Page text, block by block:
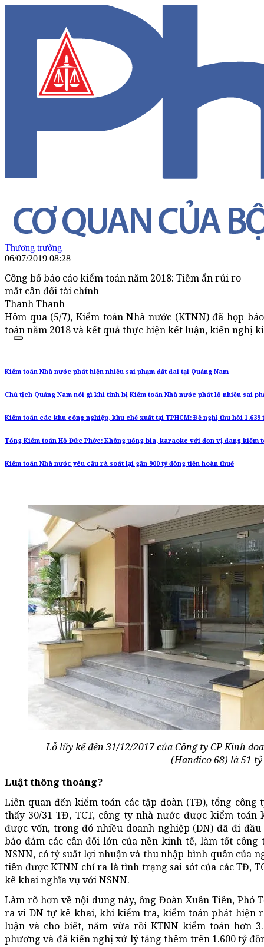
Thương trường
06/07/2019 08:28
Công bố báo cáo kiểm toán năm 2018: Tiềm ẩn rủi ro
mất cân đối tài chính
Thanh Thanh
Hôm qua (5/7), Kiểm toán Nhà nước (KTNN) đã họp
toán năm 2018 và kết quả thực hiện kết luận, kiến nghị
Kiểm toán Nhà nước phát hiện nhiều sai phạm đất đai tại Quảng Nam
Chủ tịch Quảng Nam nói gì khi tỉnh bị Kiểm toán Nhà nước phát lộ nhiều sai
Kiểm toán các khu công nghiệp, khu chế xuất tại TPHCM: Ðề nghị thu hồi
Tổng Kiểm toán Hồ Đức Phớc: Không uống bia, karaoke với đơn vị đang kiểm
Kiểm toán Nhà nước yêu cầu rà soát lại gần 900 tỷ đồng tiền hoàn thuế
Lỗ lũy kế đến 31/12/2017 của Công ty CP Kinh
(Handico 68) là 51
Luật thông thoáng?
Liên quan đến kiểm toán các tập đoàn (TĐ), tổng công
thấy 30/31 TĐ, TCT, công ty nhà nước được kiểm
được vốn, trong đó nhiều doanh nghiệp (DN) đã đi
bảo đảm các cân đối lớn của nền kinh tế, làm tốt
NSNN, có tỷ suất lợi nhuận và thu nhập bình quân của
tiên được KTNN chỉ ra là tình trạng sai sót của các TĐ,
kê khai nghĩa vụ với NSNN.
Làm rõ hơn về nội dung này, ông Đoàn Xuân Tiên, Phó
ra vì DN tự kê khai, khi kiểm tra, kiểm toán phát hiện
luận và cho biết, năm vừa rồi KTNN kiểm toán hơn
phương và đã kiến nghị xử lý tăng thêm trên 1.600 tỷ